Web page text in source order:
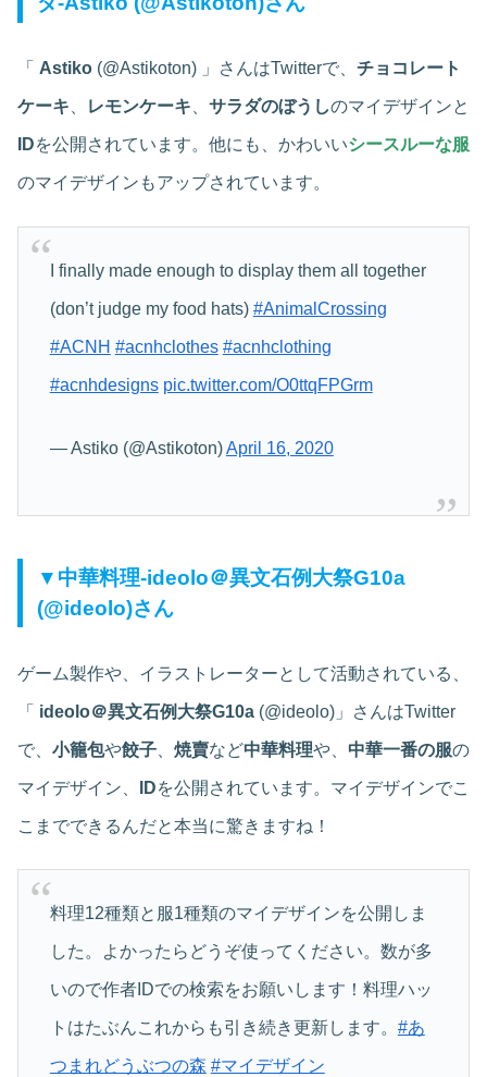
「 Astiko (@Astikoton) 」さんはTwitterで、 チョコレート
ケーキ レモンケーキ サラダのぼうしのマイデザインと
IDを公開されています。他にも、かわいいシースルーな服
のマイデザインもアップされています。
I finally made enough to display them all together
(don’t judge my food hats) #AnimalCrossing
#ACNH #acnhclothes #acnhclothing
#acnhdesigns pic.twitter.com/O0ttqFPGrm
— Astiko (@Astikoton)April 16, 2020
▼中華料理‐ideolo＠異文石例大祭G10a
(@ideolo)さん
ゲーム製作や、イラストレーターとして活動されている、
「 ideolo＠異文石例大祭G10a (@ideolo)」さんはTwitter
で、 小籠包や餃子 焼賣など中華料理や、 中華一番の服の
マイデザイン、 IDを公開されています。マイデザインでこ
こまでできるんだと本当に驚きますね！
料理12種類と服1種類のマイデザインを公開しま
した。よかったらどうぞ使ってください。数が多
いので作者IDでの検索をお願いします！料理ハッ
トはたぶんこれからも引き続き更新します。 #あ
つまれどうぶつの森 #マイデザイン